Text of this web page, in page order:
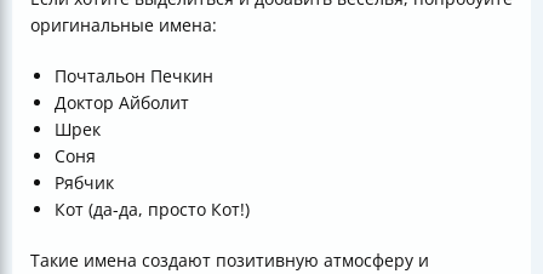
оригинальные имена:
Почтальон Печкин
Доктор Айболит
Шрек
Соня
Рябчик
Кот (да-да, просто Кот!)
Такие имена создают позитивную атмосферу и